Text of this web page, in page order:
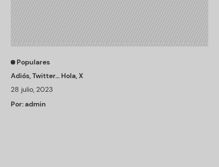
Populares
Adiós, Twitter… Hola, X
28 julio, 2023
Por:admin